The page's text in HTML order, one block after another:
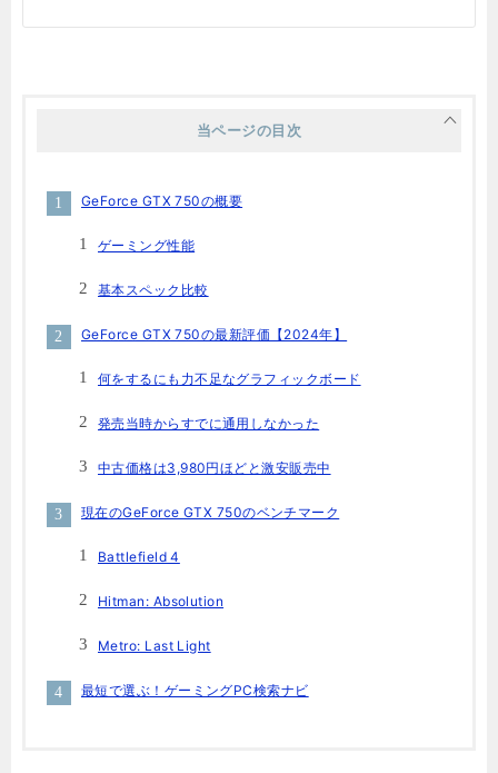
当ページの目次
GeForce GTX 750の概要
ゲーミング性能
基本スペック比較
GeForce GTX 750の最新評価【2024年】
何をするにも力不足なグラフィックボード
発売当時からすでに通用しなかった
中古価格は3,980円ほどと激安販売中
現在のGeForce GTX 750のベンチマーク
Battlefield 4
Hitman: Absolution
Metro: Last Light
最短で選ぶ！ゲーミングPC検索ナビ